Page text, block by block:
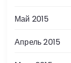
Май 2015
Апрель 2015